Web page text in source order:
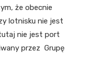
że obecnie
lotnisku nie jest
nie jest port
przez Grupę